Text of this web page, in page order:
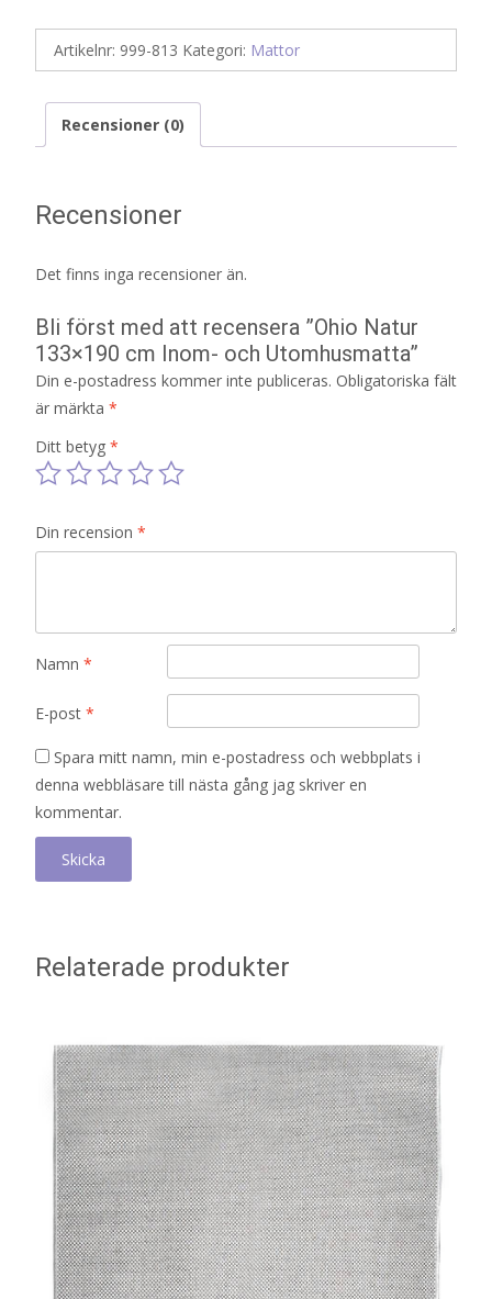
Artikelnr: 999-813 Kategori: Mattor
Recensioner (0)
Recensioner
Det finns inga recensioner än.
Bli först med att recensera ”Ohio Natur
133×190 cm Inom- och Utomhusmatta”
Din e-postadress kommer inte publiceras. Obligatoriska fält
är märkta *
Ditt betyg *
Din recension *
Namn *
E-post *
Spara mitt namn, min e-postadress och webbplats i
denna webbläsare till nästa gång jag skriver en
kommentar.
Relaterade produkter